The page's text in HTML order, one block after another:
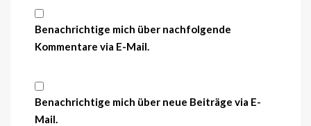
Benachrichtige mich über nachfolgende
Kommentare via E-Mail.
Benachrichtige mich über neue Beiträge via E-
Mail.